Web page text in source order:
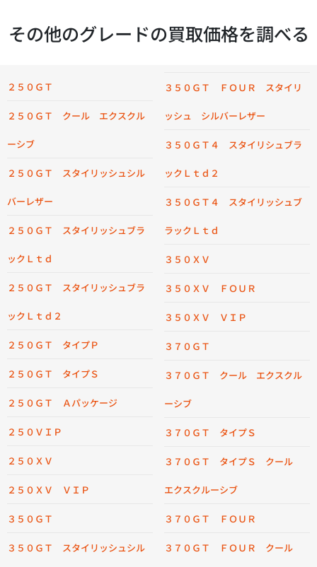
その他のグレードの買取価格を調べる
２５０ＧＴ
２５０ＧＴ クール エクスクル
ーシブ
２５０ＧＴ スタイリッシュシル
バーレザー
２５０ＧＴ スタイリッシュブラ
ックＬｔｄ
２５０ＧＴ スタイリッシュブラ
ックＬｔｄ２
２５０ＧＴ タイプＰ
２５０ＧＴ タイプＳ
２５０ＧＴ Ａパッケージ
２５０ＶＩＰ
２５０ＸＶ
２５０ＸＶ ＶＩＰ
３５０ＧＴ
３５０ＧＴ スタイリッシュシル
３５０ＧＴ ＦＯＵＲ スタイリ
ッシュ シルバーレザー
３５０ＧＴ４ スタイリシュブラ
ックＬｔｄ２
３５０ＧＴ４ スタイリッシュブ
ラックＬｔｄ
３５０ＸＶ
３５０ＸＶ ＦＯＵＲ
３５０ＸＶ ＶＩＰ
３７０ＧＴ
３７０ＧＴ クール エクスクル
ーシブ
３７０ＧＴ タイプＳ
３７０ＧＴ タイプＳ クール
エクスクルーシブ
３７０ＧＴ ＦＯＵＲ
３７０ＧＴ ＦＯＵＲ クール